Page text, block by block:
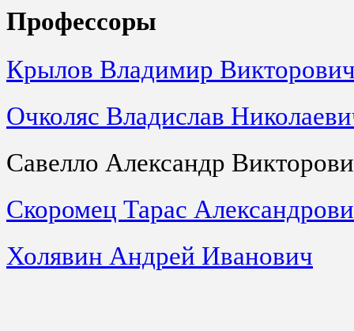
Профессоры
Крылов Владимир
Очколяс Владислав
Савелло Александр
Скоромец Тарас
Холявин Андрей Иванович